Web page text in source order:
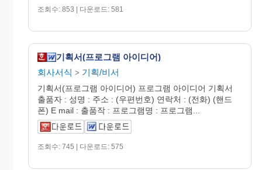
조회수: 853 | 다운로드: 581
기획서(프로그램 아이디어)
회사서식 > 기획/비서
기획서(프로그램 아이디어) 프로그램 아이디어 기획서
출품자 : 성명 : 주소 : (우편번호) 연락처 : (전화) (핸드
폰) E mail : 출품작 : 프로그램명 : 프로그램...
조회수: 745 | 다운로드: 575